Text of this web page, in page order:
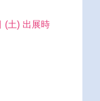
(土) 出展時